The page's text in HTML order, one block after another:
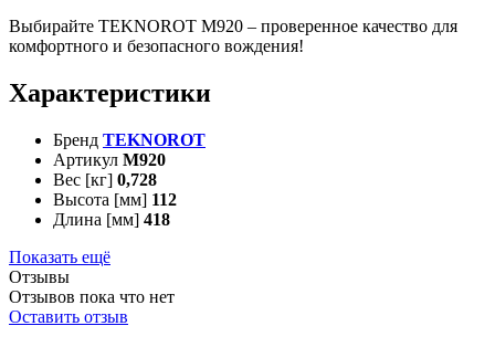
Выбирайте TEKNOROT M920 – проверенное качество для
комфортного и безопасного вождения!
Характеристики
Бренд TEKNOROT
Артикул M920
Вес [кг] 0,728
Высота [мм] 112
Длина [мм] 418
Показать ещё
Отзывы
Отзывов пока что нет
Оставить отзыв